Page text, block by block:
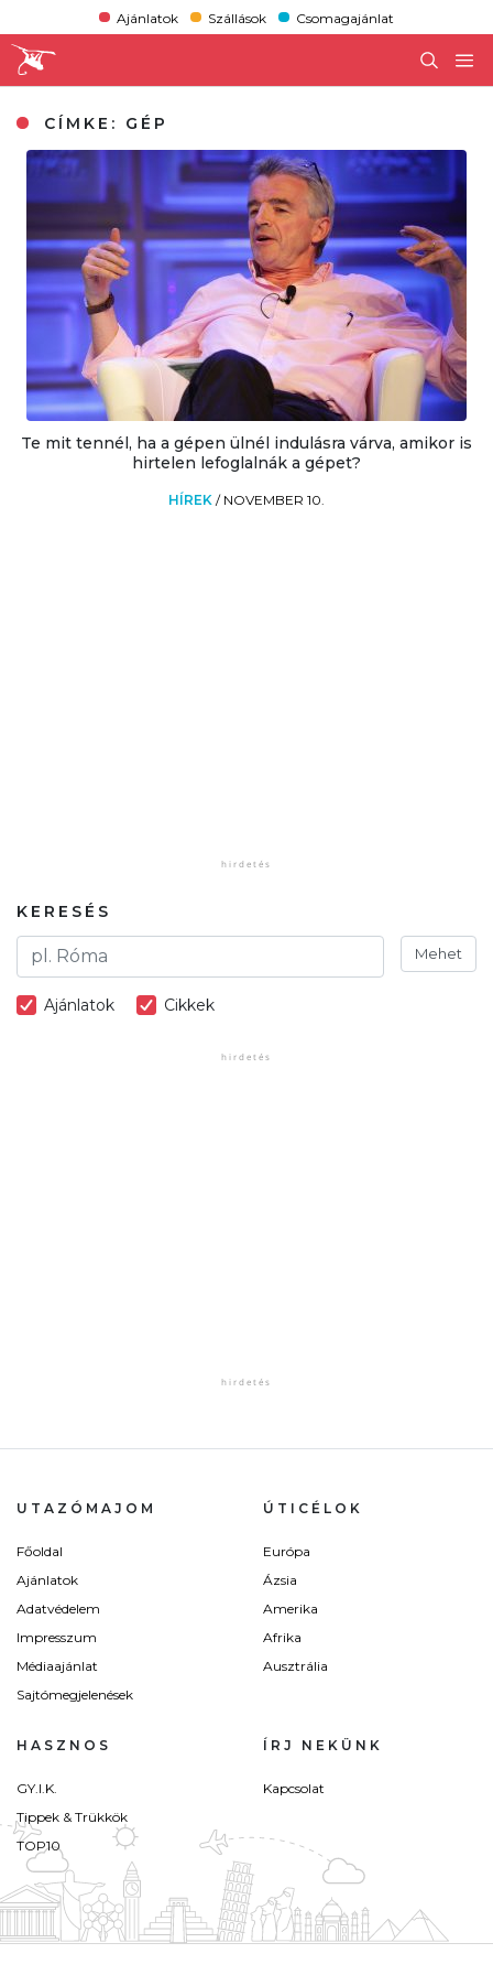
Ajánlatok Szállások Csomagajánlat
CÍMKE: GÉP
Te mit tennél, ha a gépen ülnél indulásra várva, amikor is
hirtelen lefoglalnák a gépet?
HÍREK / NOVEMBER 10.
KERESÉS
Mehet
Ajánlatok Cikkek
UTAZÓMAJOM
Főoldal
Ajánlatok
Adatvédelem
Impresszum
Médiaajánlat
Sajtómegjelenések
ÚTICÉLOK
Európa
Ázsia
Amerika
Afrika
Ausztrália
HASZNOS
GY.I.K.
Tippek & Trükkök
TOP10
ÍRJ NEKÜNK
Kapcsolat